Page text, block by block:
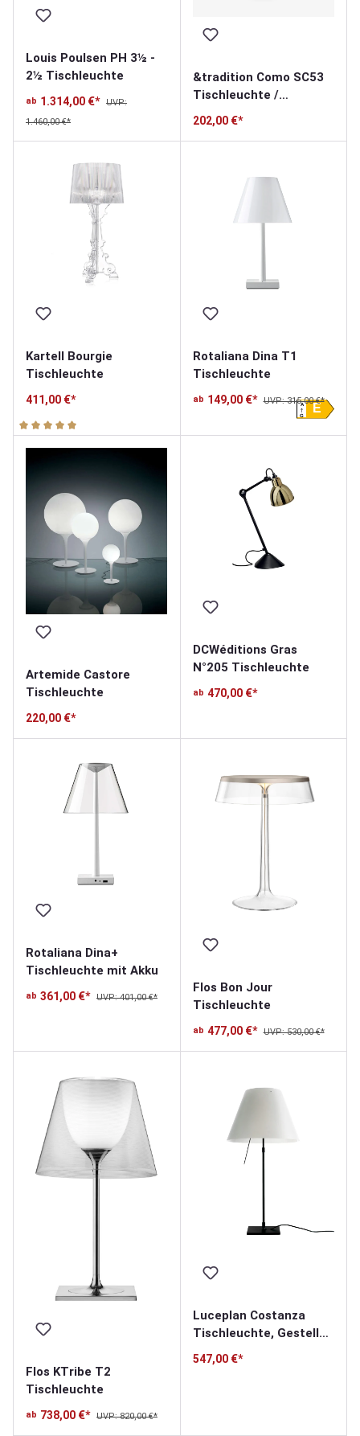
Louis Poulsen PH 3½ -
2½ Tischleuchte
ab 1.314,00 €*
UVP:
1.460,00 €*
&tradition Como SC53
Tischleuchte /
Akkuleuchte
202,00 €*
Kartell Bourgie
Tischleuchte
411,00 €*
Durchschnittliche Bewertung von 5 von 5 Sternen
Rotaliana Dina T1
Tischleuchte
ab 149,00 €* UVP: 315,00 €*
E
A
G
Artemide Castore
Tischleuchte
220,00 €*
DCWéditions Gras
N°205 Tischleuchte
ab 470,00 €*
Rotaliana Dina+
Tischleuchte mit Akku
ab 361,00 €* UVP: 401,00 €*
Flos Bon Jour
Tischleuchte
ab 477,00 €* UVP: 530,00 €*
Flos KTribe T2
Tischleuchte
ab 738,00 €* UVP: 820,00 €*
Luceplan Costanza
Tischleuchte, Gestell
schwarz
547,00 €*